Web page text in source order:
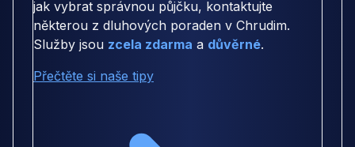
jak vybrat správnou půjčku, kontaktujte
některou z dluhových poraden v Chrudim.
Služby jsou zcela zdarma a důvěrné.
Přečtěte si naše tipy